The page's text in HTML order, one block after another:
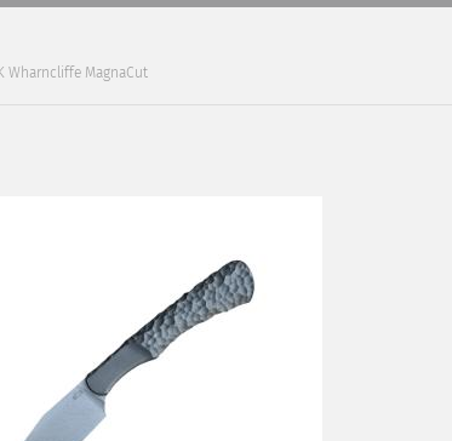
Wharncliffe MagnaCut